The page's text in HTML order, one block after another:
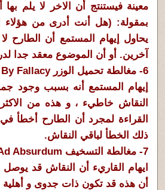
معينة فيستنتج أن الاخر لا يلم
بمقولة: (هل أنت أدرى من هؤلاء
يحاول إيهام المستمع أن
آخرين. أو أن الموضوع معقد جدا
6- مغالطة تحميل الوزر Disproof By Fallacy
إيهام المستمع أنه بسبب وجود
النقاش خاطيء ، و هذه من
القراءة لمجرد أن الطارح أخطأ
ذلك الخطأ لباقي النقاش.
7- مغالطة التسخيف Reductio Ad Absurdum
ايهام القاريء أن النقاش قد
أن هذه قد تكون ذات جدوى و أهلية